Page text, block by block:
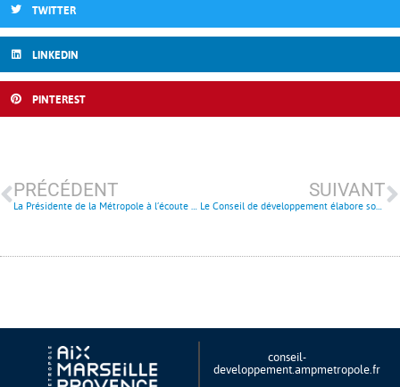
TWITTER
LINKEDIN
PINTEREST
PRÉCÉDENT
La Présidente de la Métropole à l’écoute de la société civile
SUIVANT
Le Conseil de développement élabore son “Tableau de bord” métropolitain
conseil-
developpement.ampmetropole.fr